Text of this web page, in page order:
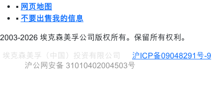
• 网页地图
• 不要出售我的信息
2003-2026 埃克森美孚公司版权所有。保留所有权利。
埃克森美孚（中国）投资有限公司
沪ICP备09048291号-9
沪公网安备 31010402004503号